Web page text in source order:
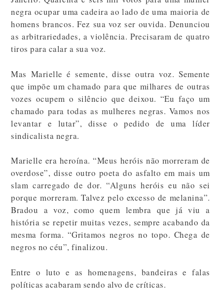
negra ocupar uma cadeira ao lado de uma maioria de
homens brancos. Fez sua voz ser ouvida. Denunciou
as arbitrariedades, a violência. Precisaram de quatro
tiros para calar a sua voz.
Mas Marielle é semente, disse outra voz. Semente
que impõe um chamado para que milhares de outras
vozes ocupem o silêncio que deixou. “Eu faço um
chamado para todas as mulheres negras. Vamos nos
levantar e lutar”, disse o pedido de uma líder
sindicalista negra.
Marielle era heroína. “Meus heróis não morreram de
overdose”, disse outro poeta do asfalto em mais um
slam carregado de dor. “Alguns heróis eu não sei
porque morreram. Talvez pelo excesso de melanina”.
Bradou a voz, como quem lembra que já viu a
história se repetir muitas vezes, sempre acabando da
mesma forma. “Gritamos negros no topo. Chega de
negros no céu”, finalizou.
Entre o luto e as homenagens, bandeiras e falas
políticas acabaram sendo alvo de críticas.